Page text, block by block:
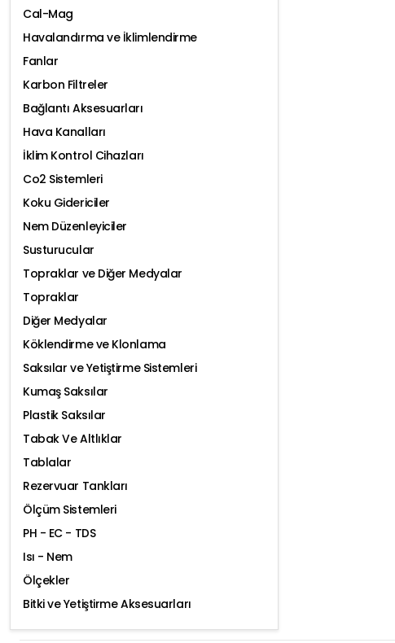
Cal-Mag
Havalandırma ve İklimlendirme
Fanlar
Karbon Filtreler
Bağlantı Aksesuarları
Hava Kanalları
İklim Kontrol Cihazları
Co2 Sistemleri
Koku Gidericiler
Nem Düzenleyiciler
Susturucular
Topraklar ve Diğer Medyalar
Topraklar
Diğer Medyalar
Köklendirme ve Klonlama
Saksılar ve Yetiştirme Sistemleri
Kumaş Saksılar
Plastik Saksılar
Tabak Ve Altlıklar
Tablalar
Rezervuar Tankları
Ölçüm Sistemleri
PH - EC - TDS
Isı - Nem
Ölçekler
Bitki ve Yetiştirme Aksesuarları